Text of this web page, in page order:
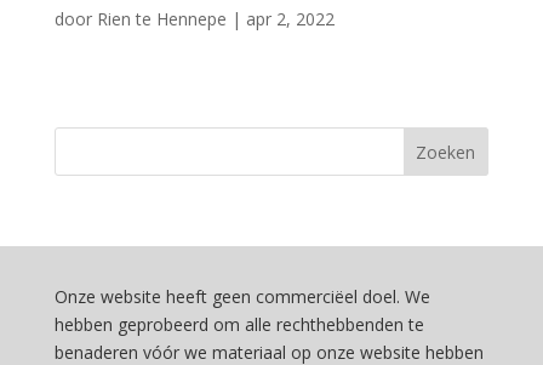
door Rien te Hennepe | apr 2, 2022
Onze website heeft geen commerciëel doel. We
hebben geprobeerd om alle rechthebbenden te
benaderen vóór we materiaal op onze website hebben